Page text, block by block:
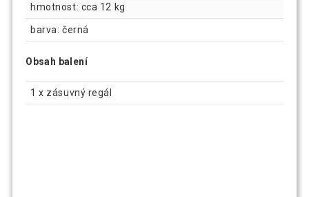
hmotnost: cca 12 kg
barva: černá
Obsah balení
1 x zásuvný regál